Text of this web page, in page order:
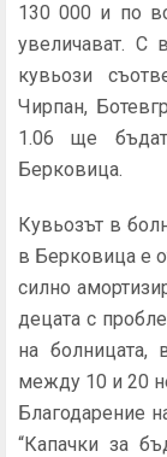
130 000 и по
увеличават. С
кувьози
Чирпан,
1.06 ще
Берковица.
Кувьозът в
в Берковица е
силно
децата с
на болницата,
между 10 и 20
Благодарение
“Капачки за